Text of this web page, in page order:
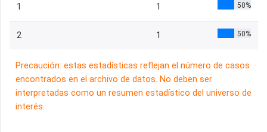
1 1 50%
2 1 50%
Precaución: estas estadísticas reflejan el número de casos
encontrados en el archivo de datos. No deben ser
interpretadas como un resumen estadístico del universo de
interés.